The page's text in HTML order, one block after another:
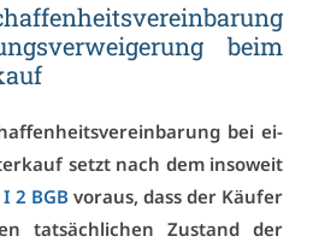
beim
bei ei­
setzt nach dem in­so­weit
2 BGB vor­aus, dass der Käu­fer
tat­säch­li­chen Zu­stand der